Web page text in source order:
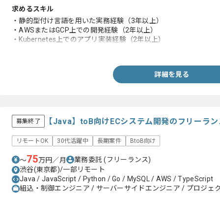
求めるスキル
・静的型付け言語を用いた実務経験（3年以上）
・AWSまたはGCP上での開発経験（2年以上）
・Kubernetes上でのアプリ実装経験（2年以上）
詳細を見る
募集終了 【Java】toB向けECシステム開発のフリーラ
リモートOK 30代活躍中 長期案件 BtoB向け
〜75万円／月 業務委託(フリーランス)
渋谷(東京都)/一部リモート
Java / JavaScript / Python / Go / MySQL / AWS / TypeScript
組込・制御エンジニア / サーバーサイドエンジニア / プロジェ